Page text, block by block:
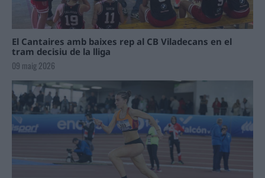
El Cantaires amb baixes rep al CB Viladecans en el
tram decisiu de la lliga
09 maig 2026